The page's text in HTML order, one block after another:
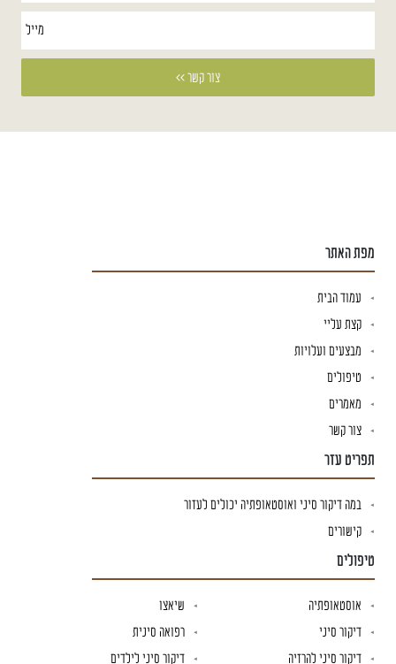
מפת האתר
עמוד הבית
קצת עליי
מבצעים ועלויות
טיפולים
מאמרים
צור קשר
תפריט עזר
במה דיקור סיני ואוסטאופתיה יכולים לעזור
קישורים
טיפולים
אוסטאופתיה
שיאצו
דיקור סיני
רפואה סינית
דיקור סיני להרזיה
דיקור סיני לילדים